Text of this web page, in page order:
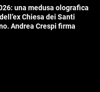
una medusa olografica
Chiesa dei Santi
Andrea Crespi firma